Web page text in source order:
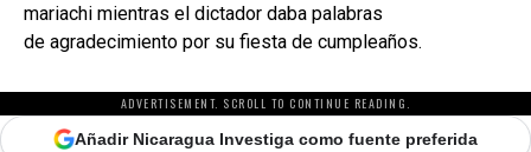
mariachi mientras el dictador daba palabras
de agradecimiento por su fiesta de cumpleaños.
ADVERTISEMENT. SCROLL TO CONTINUE READING.
Añadir Nicaragua Investiga como fuente preferida